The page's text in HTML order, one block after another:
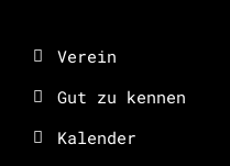
Verein
Gut zu kennen
Kalender